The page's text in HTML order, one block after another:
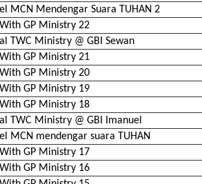
MCN Mendengar Suara TUHAN 2
GP Ministry 22
TWC Ministry @ GBI Sewan
GP Ministry 21
GP Ministry 20
GP Ministry 19
GP Ministry 18
TWC Ministry @ GBI Imanuel
MCN mendengar suara TUHAN
GP Ministry 17
GP Ministry 16